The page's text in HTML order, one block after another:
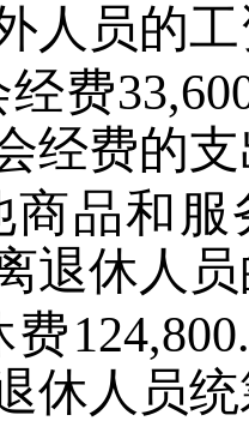
人员的
经费
经费的
商品和服
退休人
费
休人员